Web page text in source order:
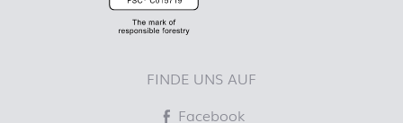
FINDE UNS AUF
Facebook